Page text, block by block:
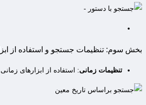
بخش سوم: تنظیمات جستجو و استفاده از
تنظیمات زمانی: استفاده از ابزارهای